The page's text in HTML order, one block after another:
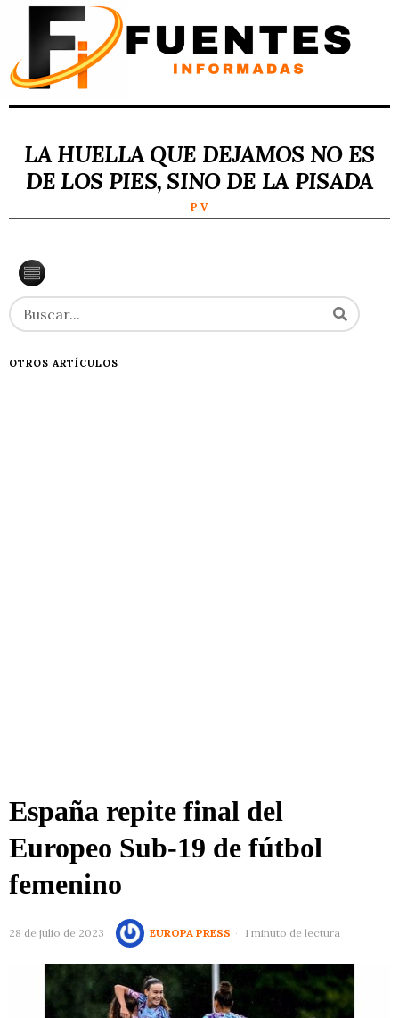
LA HUELLA QUE DEJAMOS NO ES
DE LOS PIES, SINO DE LA PISADA
P V
OTROS ARTÍCULOS
España repite final del
Europeo Sub-19 de fútbol
femenino
28 de julio de 2023 EUROPA PRESS 1 minuto de lectura